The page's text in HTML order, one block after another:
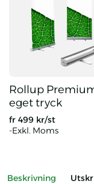
Rollup
eget tryck
fr 499 kr/st
-Exkl. Moms
Beskrivning